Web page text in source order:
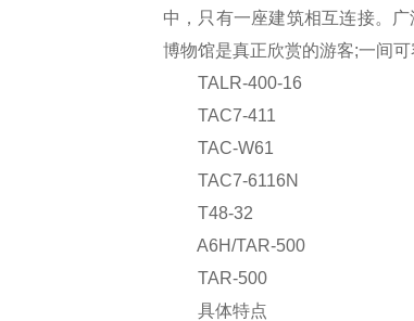
中，只有一座建筑相互连接。
博物馆是真正欣赏的游客;一间
TALR-400-16
TAC7-411
TAC-W61
TAC7-6116N
T48-32
A6H/TAR-500
TAR-500
具体特点